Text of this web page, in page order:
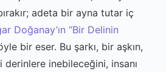
adeta bir ayna tutar iç
Doğanay’ın “Bir Delinin
bir eser. Bu şarkı, bir aşkın,
inebileceğini, insanı